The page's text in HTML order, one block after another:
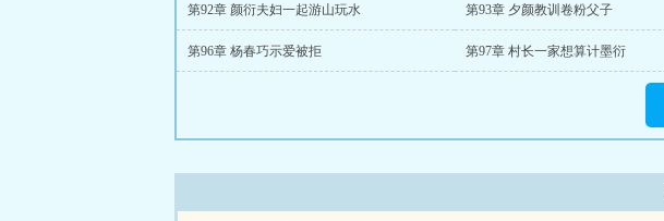
第92章 颜衍夫妇一起游山玩水 第93章 夕颜教训卷粉父子
第96章 杨春巧示爱被拒 第97章 村长一家想算计墨衍